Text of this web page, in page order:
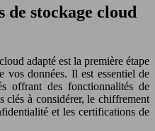
de stockage cloud
adapté est la première étape
vos données. Il est essentiel de
offrant des fonctionnalités de
clés à considérer, le chiffrement
et les certifications de